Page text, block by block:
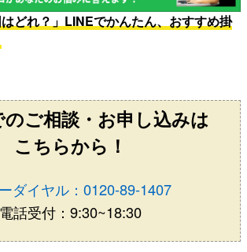
はどれ？」LINEでかんたん、おすすめ掛
ご相談・お申し込みは
こちらから！
ダイヤル：0120-89-1407
電話受付：9:30~18:30